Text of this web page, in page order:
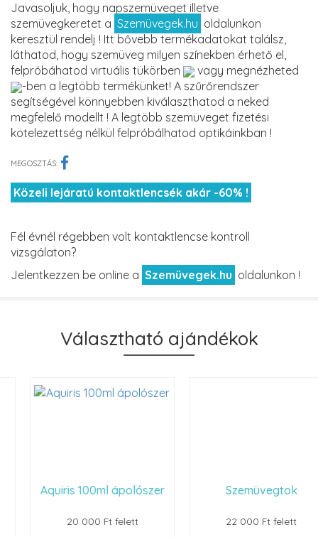
Javasoljuk, hogy napszemüveget illetve
szemüvegkeretet a Szemüvegek.hu oldalunkon
keresztül rendelj ! Itt bővebb termékadatokat találsz,
láthatod, hogy szemüveg milyen színekben érhető el,
felpróbáhatod virtuális tükörben
vagy megnézheted
-ben a legtöbb termékünket! A szűrőrendszer
segítségével könnyebben kiválaszthatod a neked
megfelelő modellt ! A legtöbb szemüveget fizetési
kötelezettség nélkül felpróbálhatod optikáinkban !
MEGOSZTÁS:
Közeli lejáratú kontaktlencsék akár -60% !
Fél évnél régebben volt kontaktlencse kontroll
vizsgálaton?
Jelentkezzen be online a Szemüvegek.hu oldalunkon !
Választható ajándékok
Aquiris 100ml ápolószer
20 000 Ft felett
Szemüvegtok
22 000 Ft felett